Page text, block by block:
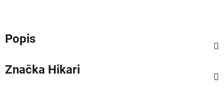
Popis
Značka Hikari